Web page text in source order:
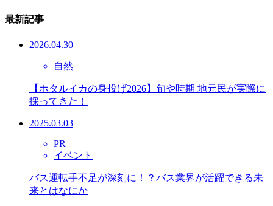
最新記事
2026.04.30
自然
【ホタルイカの身投げ2026】旬や時期 地元民が実際に
採ってきた！
2025.03.03
PR
イベント
バス運転手不足が深刻に！？バス業界が活躍できる未
来とはなにか